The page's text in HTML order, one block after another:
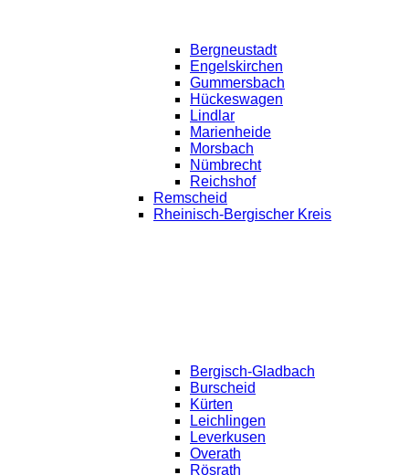
Bergneustadt
Engelskirchen
Gummersbach
Hückeswagen
Lindlar
Marienheide
Morsbach
Nümbrecht
Reichshof
Remscheid
Rheinisch-Bergischer Kreis
Bergisch-Gladbach
Burscheid
Kürten
Leichlingen
Leverkusen
Overath
Rösrath